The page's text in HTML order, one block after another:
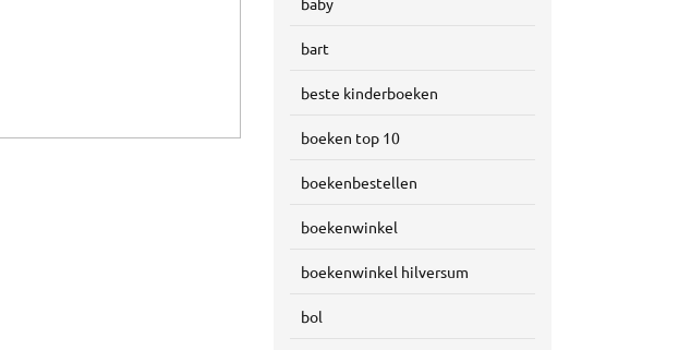
bart
beste kinderboeken
boeken top 10
boekenbestellen
boekenwinkel
boekenwinkel hilversum
bol